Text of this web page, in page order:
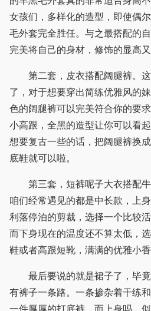
女孩们，多样化的造型，即使偶
毛外套完全胜任。与之最搭配的
完美将自己的身材，修饰的显高又
第二套，皮衣搭配阔腿裤。这
了，对于想要穿出简练优雅风的
色的阔腿裤可以完美符合你的要
小高跟，全黑的造型让你可以看
想要复古一些的话，把阔腿裤换
底鞋就可以啦。
第三套，短裤呢子大衣搭配牛
咱们经常遇见的都是中长款，上
利落停泊的剪裁，选择一个比较
而下身现在的温度还不算太低，
鞋或者高跟短靴，满满的优雅小香
最后要说的就是裙子了，毕竟
有裤子一条路。一条掺杂着干练